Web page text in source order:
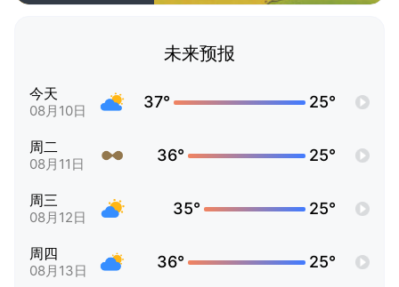
未来预报
今天
08月10日 37° 25°
周二
08月11日 36° 25°
周三
08月12日 35° 25°
周四
08月13日 36° 25°